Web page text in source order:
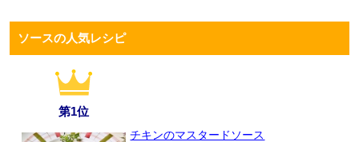
ソースの人気レシピ
第1位
チキンのマスタードソース